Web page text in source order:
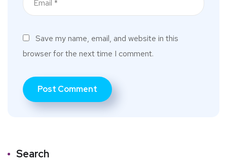
Save my name, email, and website in this
browser for the next time I comment.
Search